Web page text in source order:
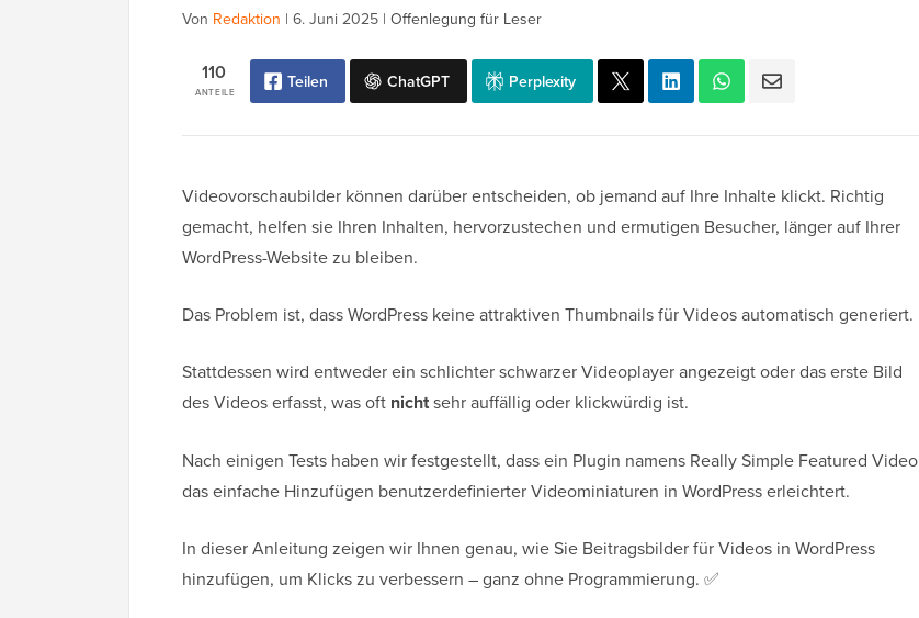
Von Redaktion | 6. Juni 2025 | Offenlegung für Leser
ANTEILE
110 Teilen ChatGPT Perplexity
Videovorschaubilder können darüber entscheiden, ob jemand auf Ihre Inhalte klickt. Richtig
gemacht, helfen sie Ihren Inhalten, hervorzustechen und ermutigen Besucher, länger auf Ihrer
WordPress-Website zu bleiben.
Das Problem ist, dass WordPress keine attraktiven Thumbnails für Videos automatisch generiert.
Stattdessen wird entweder ein schlichter schwarzer Videoplayer angezeigt oder das erste Bild
des Videos erfasst, was oft nichtsehr auffällig oder klickwürdig ist.
Nach einigen Tests haben wir festgestellt, dass ein Plugin namens Really Simple Featured Video
das einfache Hinzufügen benutzerdefinierter Videominiaturen in WordPress erleichtert.
In dieser Anleitung zeigen wir Ihnen genau, wie Sie Beitragsbilder für Videos in WordPress
hinzufügen, um Klicks zu verbessern – ganz ohne Programmierung. ✅